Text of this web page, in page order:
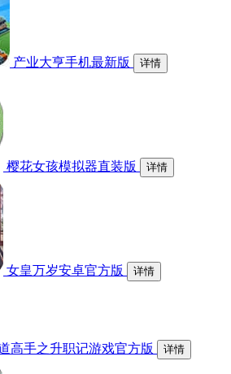
产业大亨手机最新版 详情
樱花女孩模拟器直装版 详情
女皇万岁安卓官方版 详情
高手之升职记游戏官方版 详情